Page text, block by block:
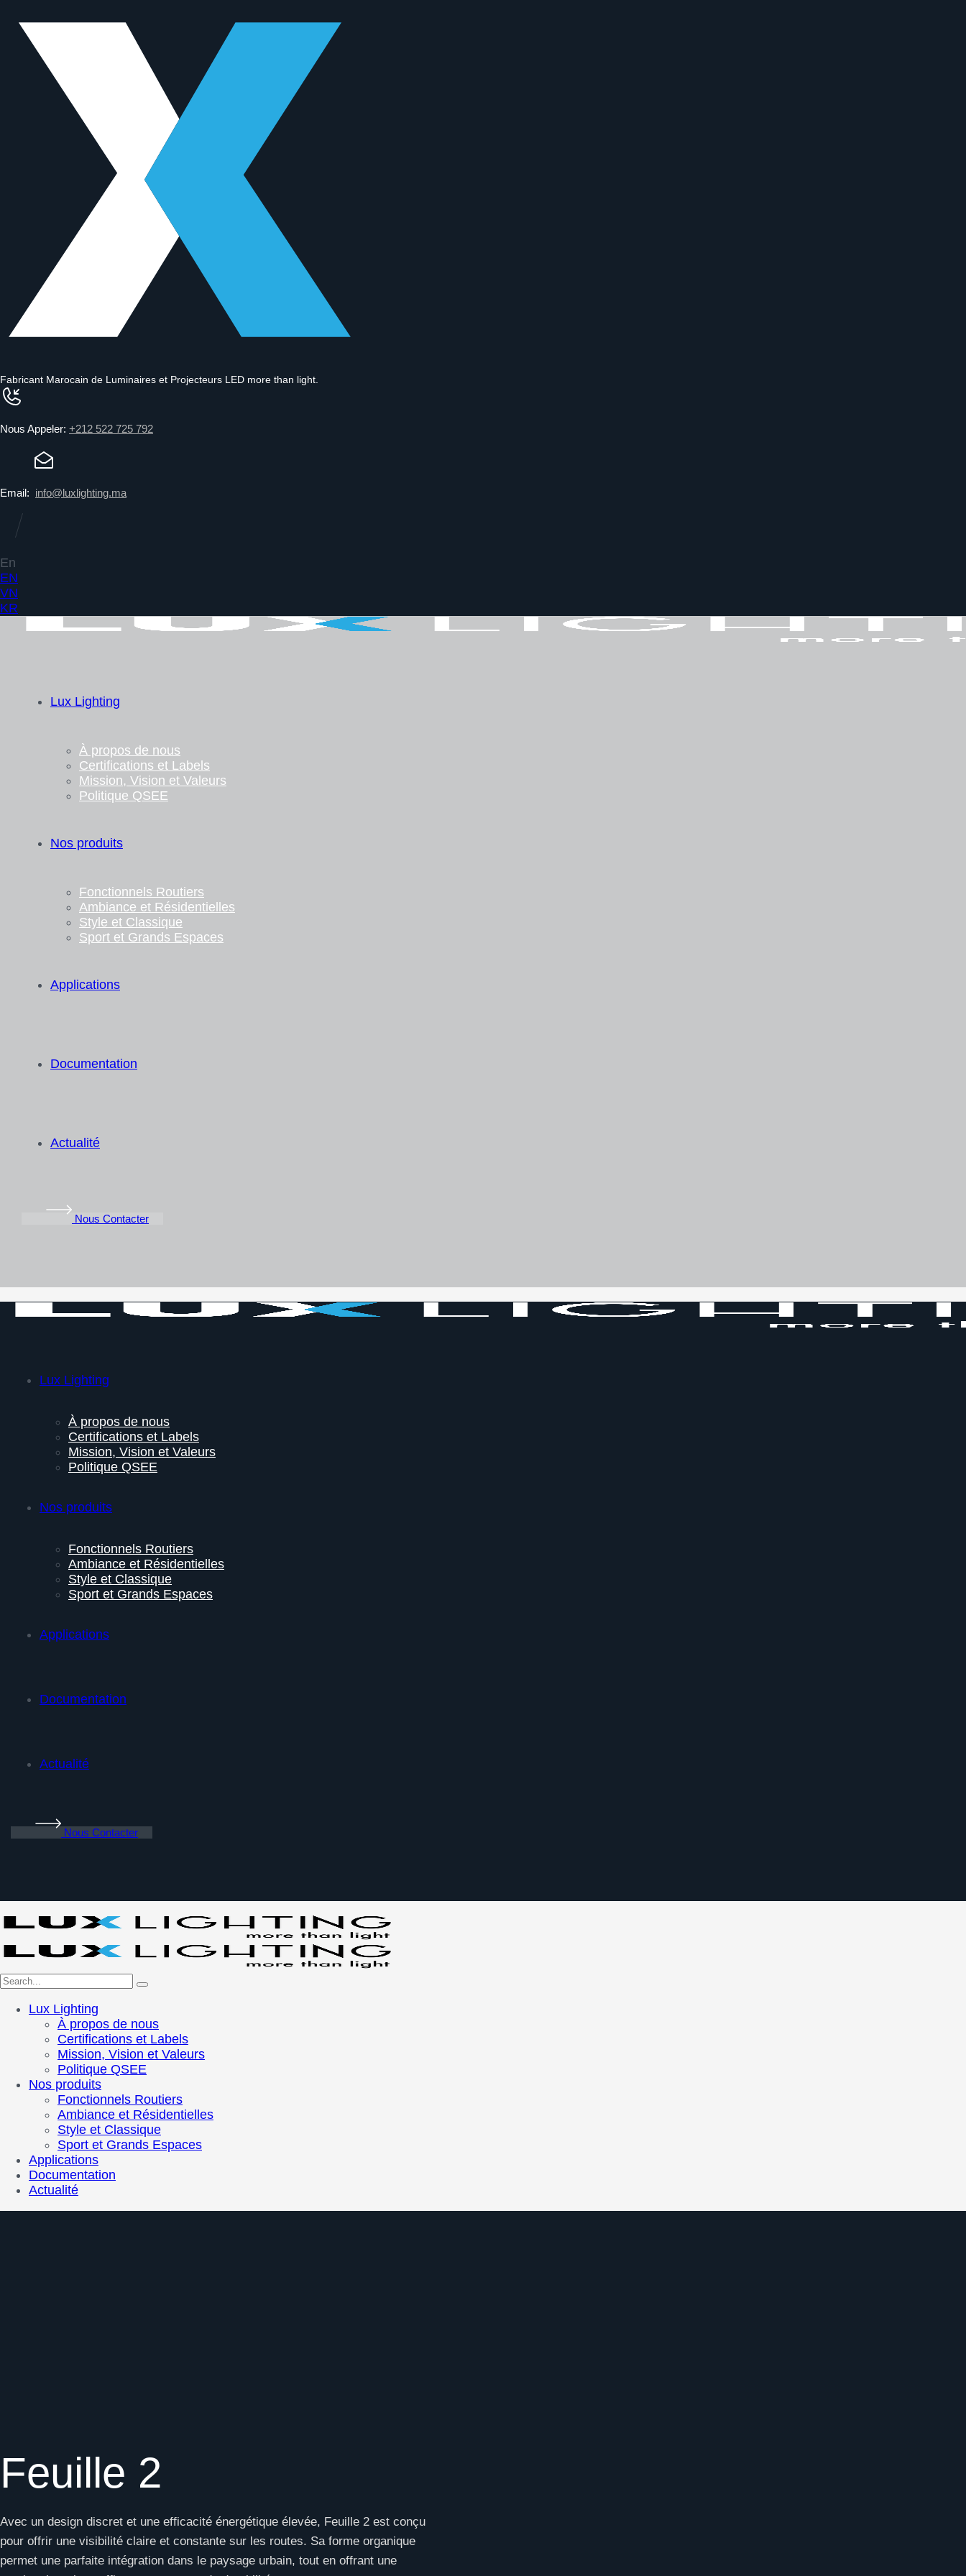
Fabricant Marocain de Luminaires et Projecteurs LED more than light.
Nous Appeler: +212 522 725 792
Email: info@luxlighting.ma
En
EN
VN
KR
Lux Lighting
À propos de nous
Certifications et Labels
Mission, Vision et Valeurs
Politique QSEE
Nos produits
Fonctionnels Routiers
Ambiance et Résidentielles
Style et Classique
Sport et Grands Espaces
Applications
Documentation
Actualité
Nous Contacter
Lux Lighting
À propos de nous
Certifications et Labels
Mission, Vision et Valeurs
Politique QSEE
Nos produits
Fonctionnels Routiers
Ambiance et Résidentielles
Style et Classique
Sport et Grands Espaces
Applications
Documentation
Actualité
Nous Contacter
Lux Lighting
À propos de nous
Certifications et Labels
Mission, Vision et Valeurs
Politique QSEE
Nos produits
Fonctionnels Routiers
Ambiance et Résidentielles
Style et Classique
Sport et Grands Espaces
Applications
Documentation
Actualité
Feuille 2
Avec un design discret et une efficacité énergétique élevée, Feuille 2 est conçu
pour offrir une visibilité claire et constante sur les routes. Sa forme organique
permet une parfaite intégration dans le paysage urbain, tout en offrant une